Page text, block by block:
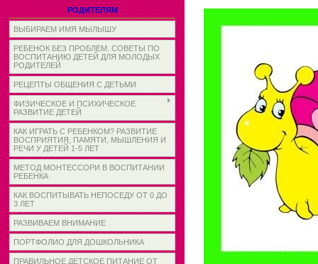
РОДИТЕЛЯМ
ВЫБИРАЕМ ИМЯ МЫЛЫШУ
РЕБЕНОК БЕЗ ПРОБЛЕМ. СОВЕТЫ ПО
ВОСПИТАНИЮ ДЕТЕЙ ДЛЯ МОЛОДЫХ
РОДИТЕЛЕЙ
РЕЦЕПТЫ ОБЩЕНИЯ С ДЕТЬМИ
ФИЗИЧЕСКОЕ И ПСИХИЧЕСКОЕ
РАЗВИТИЕ ДЕТЕЙ
КАК ИГРАТЬ С РЕБЕНКОМ? РАЗВИТИЕ
ВОСПРИЯТИЯ, ПАМЯТИ, МЫШЛЕНИЯ И
РЕЧИ У ДЕТЕЙ 1-5 ЛЕТ
МЕТОД МОНТЕССОРИ В ВОСПИТАНИИ
РЕБЕНКА
КАК ВОСПИТЫВАТЬ НЕПОСЕДУ ОТ 0 ДО
3 ЛЕТ
РАЗВИВАЕМ ВНИМАНИЕ
ПОРТФОЛИО ДЛЯ ДОШКОЛЬНИКА
ПРАВИЛЬНОЕ ДЕТСКОЕ ПИТАНИЕ ОТ